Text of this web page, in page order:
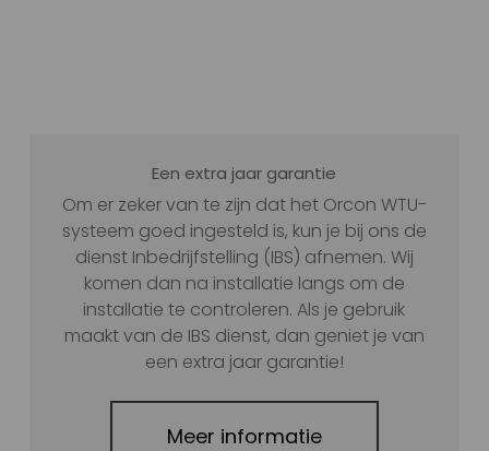
Een extra jaar garantie
Om er zeker van te zijn dat het Orcon WTU-
systeem goed ingesteld is, kun je bij ons de
dienst Inbedrijfstelling (IBS) afnemen. Wij
komen dan na installatie langs om de
installatie te controleren. Als je gebruik
maakt van de IBS dienst, dan geniet je van
een extra jaar garantie!
Meer informatie